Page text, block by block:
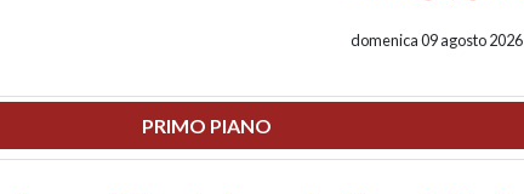
domenica 09 agosto 2026
PRIMO PIANO